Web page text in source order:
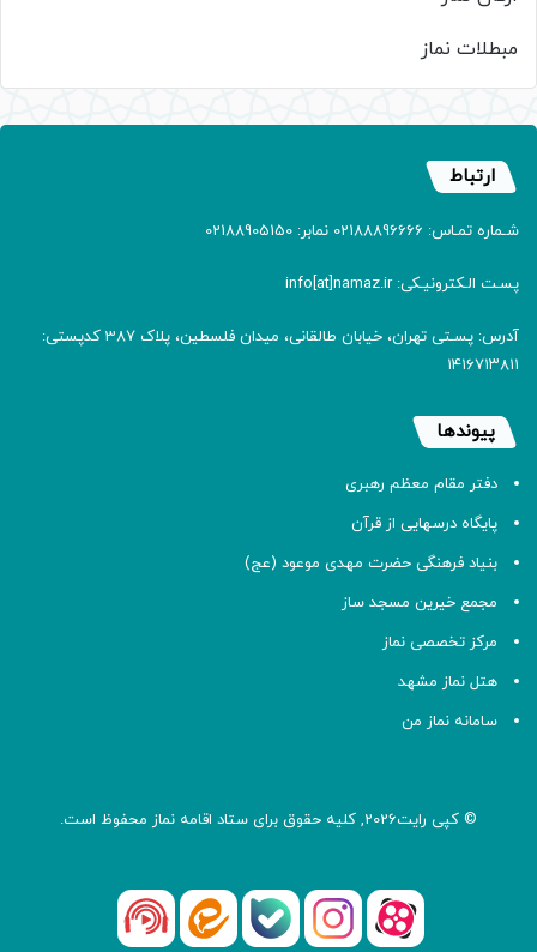
مبطلات نماز
ارتباط
شـماره تمـاس: 02188896666 نمابر: 02188905150
پسـت الـکترونیـکی: info[at]namaz.ir
آدرس: پسـتی تهران، خیابان طالقانی، میدان فلسطین، پلاک 387 کدپستی:
۱۴۱۶۷۱۳۸۱۱
پیوندها
دفتر مقام معظم رهبری
پایگاه درسهایی از قرآن
بنیاد فرهنگی حضرت مهدی موعود (عج)
مجمع خیرین مسجد ساز
مرکز تخصصی نماز
هتل نماز مشهد
سامانه نماز من
© کپی رایت2026, کلیه حقوق برای ستاد اقامه نماز محفوظ است.
آپارات اینستاگرام
بله ایتا